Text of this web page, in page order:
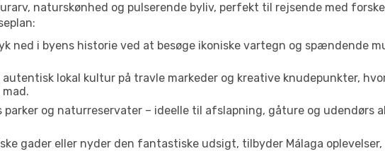
naturskønhed og pulserende byliv, perfekt til rejsende med
ned i byens historie ved at besøge ikoniske vartegn og spændende
autentisk lokal kultur på travle markeder og kreative knudepunkter,
parker og naturreservater – ideelle til afslapning, gåture og udendørs
gader eller nyder den fantastiske udsigt, tilbyder Málaga